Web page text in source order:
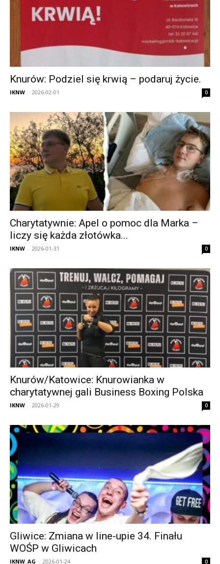
Knurów: Podziel się krwią – podaruj życie.
IKNW - 2026-02-01 0
Charytatywnie: Apel o pomoc dla Marka –
liczy się każda złotówka...
IKNW - 2026-01-31 0
Knurów/Katowice: Knurowianka w
charytatywnej gali Business Boxing Polska
IKNW - 2026-01-29 0
Gliwice: Zmiana w line-upie 34. Finału
WOŚP w Gliwicach
IKNW_AG - 2026-01-24 0